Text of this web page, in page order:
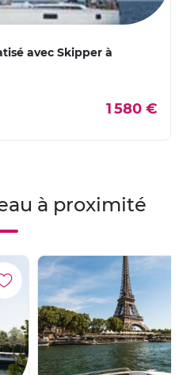
avec Skipper à
1 580 €
à proximité